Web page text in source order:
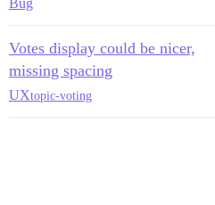
Bug
Votes display could be nicer,
missing spacing
UXtopic-voting